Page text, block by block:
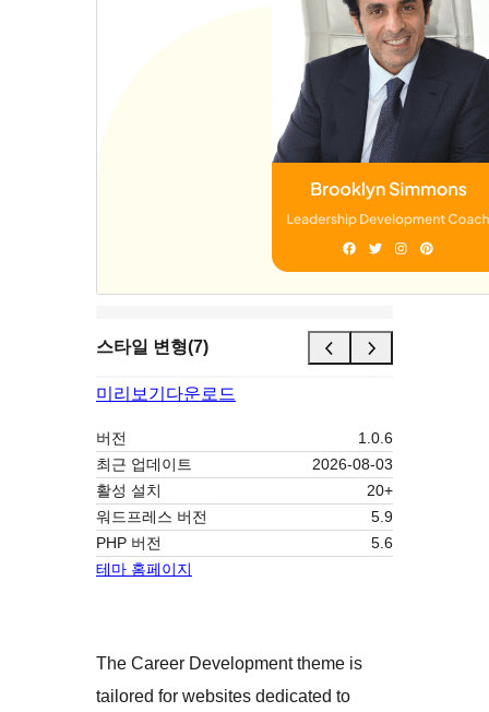
스타일 변형(7)
미리보기 다운로드
버전
1.0.6
최근 업데이트
2026-08-03
활성 설치
20+
워드프레스 버전
5.9
PHP 버전
5.6
테마 홈페이지
The Career Development theme is
tailored for websites dedicated to